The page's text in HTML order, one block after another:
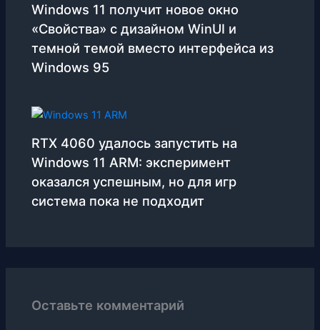
Windows 11 получит новое окно
«Свойства» с дизайном WinUI и
темной темой вместо интерфейса из
Windows 95
RTX 4060 удалось запустить на
Windows 11 ARM: эксперимент
оказался успешным, но для игр
система пока не подходит
Оставьте комментарий